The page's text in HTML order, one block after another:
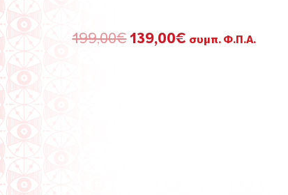
199,00€ Original
139,00€Ησυμπ. Φ.Π.Α.